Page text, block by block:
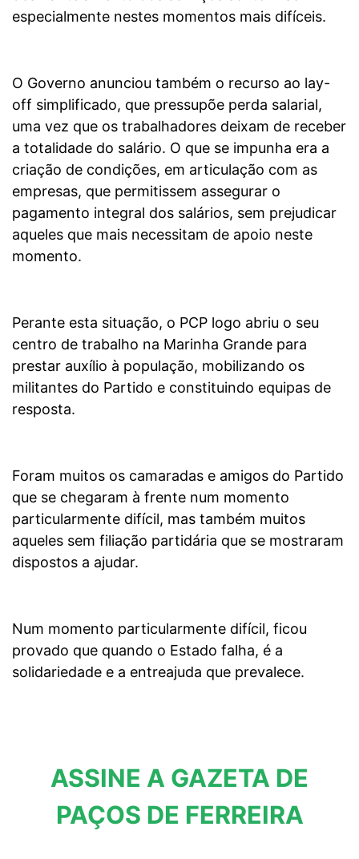
especialmente nestes momentos mais difíceis.
O Governo anunciou também o recurso ao lay-
off simplificado, que pressupõe perda salarial,
uma vez que os trabalhadores deixam de receber
a totalidade do salário. O que se impunha era a
criação de condições, em articulação com as
empresas, que permitissem assegurar o
pagamento integral dos salários, sem prejudicar
aqueles que mais necessitam de apoio neste
momento.
Perante esta situação, o PCP logo abriu o seu
centro de trabalho na Marinha Grande para
prestar auxílio à população, mobilizando os
militantes do Partido e constituindo equipas de
resposta.
Foram muitos os camaradas e amigos do Partido
que se chegaram à frente num momento
particularmente difícil, mas também muitos
aqueles sem filiação partidária que se mostraram
dispostos a ajudar.
Num momento particularmente difícil, ficou
provado que quando o Estado falha, é a
solidariedade e a entreajuda que prevalece.
ASSINE A GAZETA DE
PAÇOS DE FERREIRA